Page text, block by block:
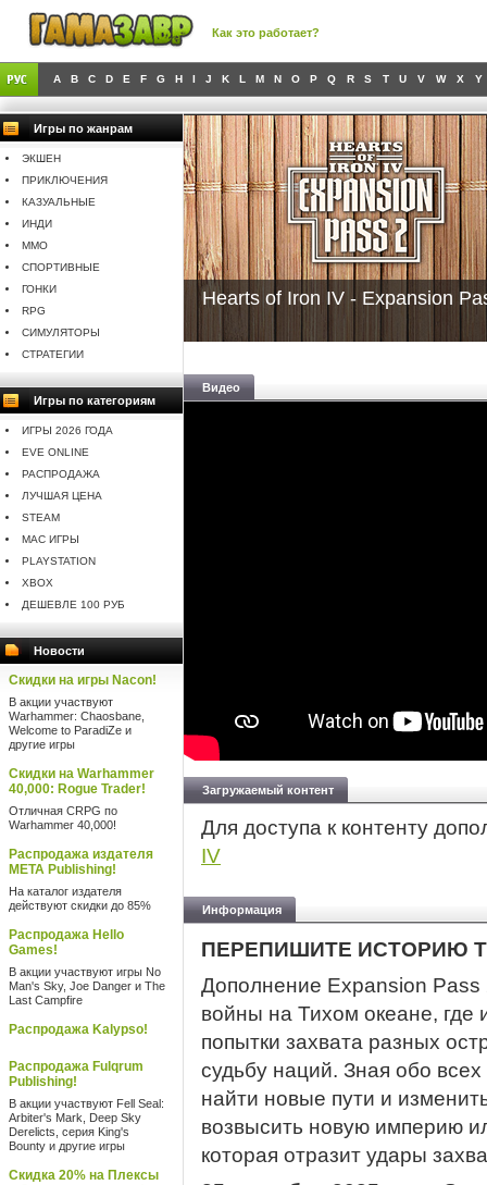
Как это работает?
A B C D E F G H I J K L M N O P Q R S T U V W X Y
Игры по жанрам
ЭКШЕН
ПРИКЛЮЧЕНИЯ
КАЗУАЛЬНЫЕ
ИНДИ
MMO
СПОРТИВНЫЕ
ГОНКИ
RPG
СИМУЛЯТОРЫ
СТРАТЕГИИ
Игры по категориям
ИГРЫ 2026 ГОДА
EVE ONLINE
РАСПРОДАЖА
ЛУЧШАЯ ЦЕНА
STEAM
MAC ИГРЫ
PLAYSTATION
XBOX
ДЕШЕВЛЕ 100 РУБ
Новости
Скидки на игры Nacon!
В акции участвуют
Warhammer: Chaosbane,
Welcome to ParadiZe и
другие игры
Скидки на Warhammer
40,000: Rogue Trader!
Отличная CRPG по
Warhammer 40,000!
Распродажа издателя
META Publishing!
На каталог издателя
действуют скидки до 85%
Распродажа Hello
Games!
В акции участвуют игры No
Man's Sky, Joe Danger и The
Last Campfire
Распродажа Kalypso!
Распродажа Fulqrum
Publishing!
В акции участвуют Fell Seal:
Arbiter's Mark, Deep Sky
Derelicts, серия King's
Bounty и другие игры
Скидка 20% на Плексы
Hearts of Iron IV - Expansion
Видео
Загружаемый контент
Для доступа к контенту
IV
Информация
ПЕРЕПИШИТЕ ИСТОРИЮ
Дополнение Expansion Pass
войны на Тихом океане,
попытки захвата разных
судьбу наций. Зная обо
найти новые пути и
возвысить новую империю
которая отразит удары